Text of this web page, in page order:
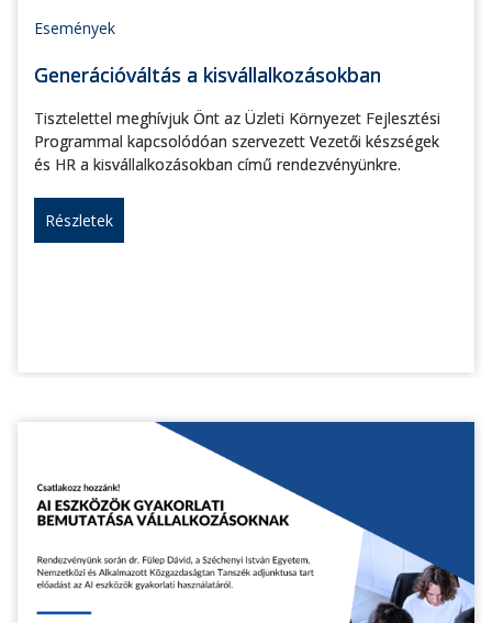
Események
Generációváltás a kisvállalkozásokban
Tisztelettel meghívjuk Önt az Üzleti Környezet Fejlesztési
Programmal kapcsolódóan szervezett Vezetői készségek
és HR a kisvállalkozásokban című rendezvényünkre.
Részletek